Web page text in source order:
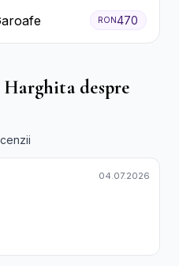
RON 470
despre
04.07.2026